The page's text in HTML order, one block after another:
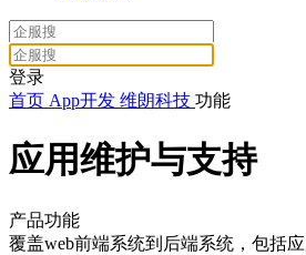
登录
首页 App开发 维朗科技 功能
应用维护与支持
产品功能
覆盖web前端系统到后端系统，包括